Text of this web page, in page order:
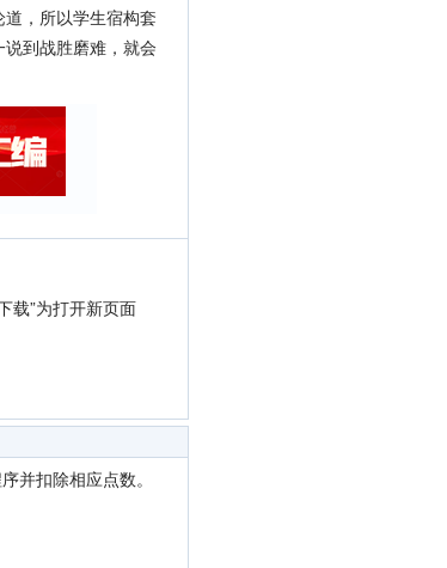
，所以学生宿构套
到战胜磨难，就会
载”为打开新页面
并扣除相应点数。